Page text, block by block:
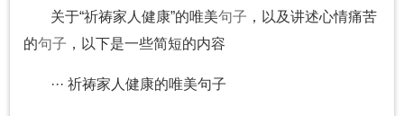
关于“祈祷家人健康”的唯美句子 ，以及讲述心情痛苦
的句子 ，以下是一些简短的内容
··· 祈祷家人健康的唯美句子